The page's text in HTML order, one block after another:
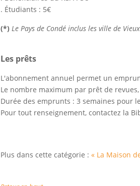
. Étudiants : 5€
(*) Le Pays de Condé inclus les ville de
Les prêts
L'abonnement annuel permet un
Le nombre maximum par prêt de
Durée des emprunts : 3 semaines pour
Pour tout renseignement, contactez la
Plus dans cette catégorie : « La Maison